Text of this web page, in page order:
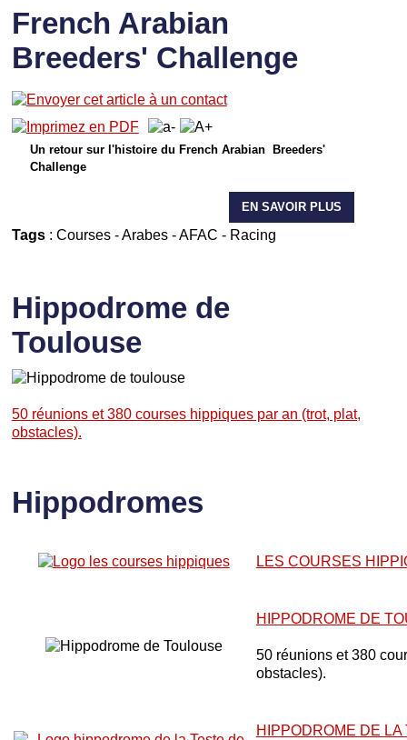
French Arabian
Breeders' Challenge
Un retour sur l'histoire du French Arabian Breeders'
Challenge
EN SAVOIR PLUS
Tags: Courses-Arabes-AFAC - Racing
Hippodrome de
Toulouse
50 réunions et 380 courses hippiques par an (trot, plat,
obstacles).
Hippodromes
LES COURSES
HIPPODROME DE
50 réunions et 380
obstacles).
HIPPODROME DE LA